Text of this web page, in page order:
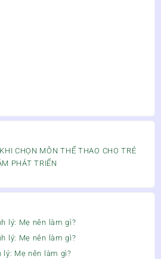
CHỌN MÔN THỂ THAO CHO TRẺ
PHÁT TRIỂN
lý: Mẹ nên làm gì?
lý: Mẹ nên làm gì?
lý: Mẹ nên làm gì?